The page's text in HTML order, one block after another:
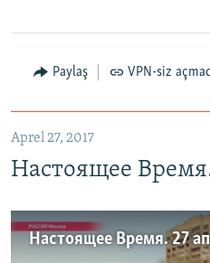
Paylaş VPN-siz
Aprel 27, 2017
Настоящее
Настоящее Время. 27